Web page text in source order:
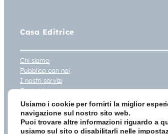
Casa Editrice
Chi siamo
Pubblica con noi
I nostri servizi
Contatti
© 2026 Tau Editrice
Usiamo i cookie per fornirti la miglior
navigazione sul nostro sito web.
Puoi trovare altre informazioni riguardo a
usiamo sul sito o disabilitarli nelle